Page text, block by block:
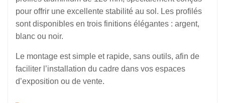
pour offrir une excellente stabilité au sol. Les profilés
sont disponibles en trois finitions élégantes : argent,
blanc ou noir.
Le montage est simple et rapide, sans outils, afin de
faciliter l’installation du cadre dans vos espaces
d’exposition ou de vente.